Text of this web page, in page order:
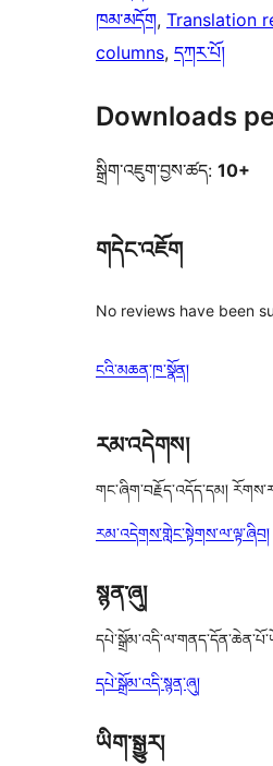
ཁམ་མདོག, Translation
columns, དཀར་པོ།
Downloads
སྒྲིག་འཇུག་བྱས་ཚད: 10+
གདེང་འཇོག
No reviews have been
ངའི་མཆན་ཁ་སྣོན།
རམ་འདེགས།
གང་ཞིག་བརྗོད་འདོད་དམ།
རམ་འདེགས་གླེང་སྟེགས་ལ་ལྟ་ཞིབ།
སྙན་ཞུ།
དཔེ་སྒྲོམ་འདི་སྙན་ཞུ།
ཡིག་སྒྱུར།